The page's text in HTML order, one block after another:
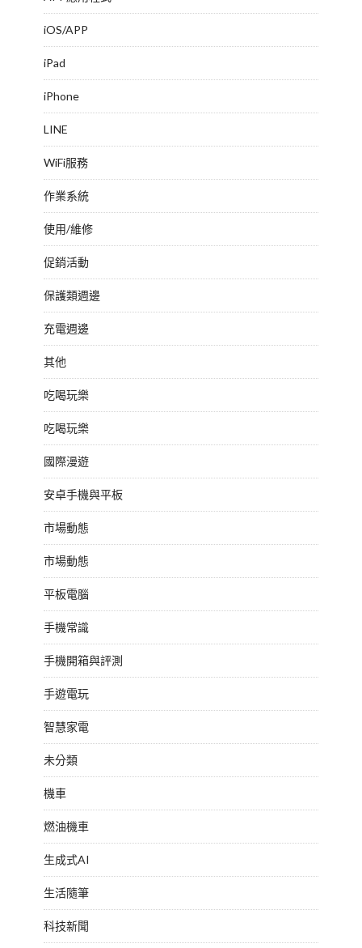
iOS/APP
iPad
iPhone
LINE
WiFi服務
作業系統
使用/維修
促銷活動
保護類週邊
充電週邊
其他
吃喝玩樂
吃喝玩樂
國際漫遊
安卓手機與平板
市場動態
市場動態
平板電腦
手機常識
手機開箱與評測
手遊電玩
智慧家電
未分類
機車
燃油機車
生成式AI
生活隨筆
科技新聞